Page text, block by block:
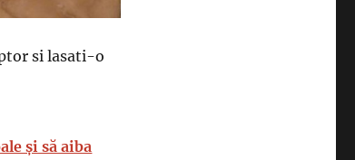
si lasati-o
și să aiba